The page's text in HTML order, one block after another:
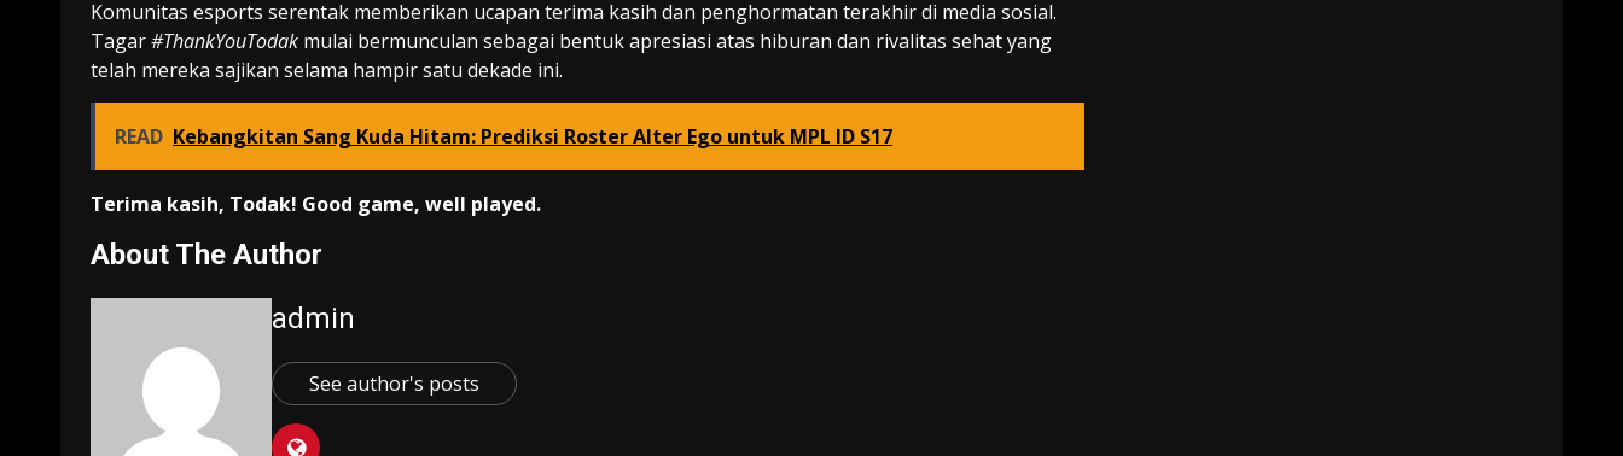
Komunitas esports serentak memberikan ucapan terima kasih dan penghormatan terakhir di media sosial.
Tagar#ThankYouTodak mulai bermunculan sebagai bentuk apresiasi atas hiburan dan rivalitas sehat yang
telah mereka sajikan selama hampir satu dekade ini.
READ Kebangkitan Sang Kuda Hitam: Prediksi Roster Alter Ego untuk MPL ID S17
Terima kasih, Todak! Good game, well played.
About The Author
admin
See author's posts